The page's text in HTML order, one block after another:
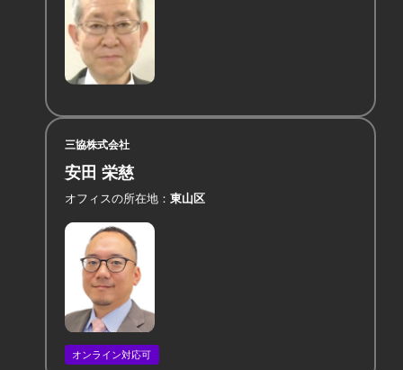
三協株式会社
安田 栄慈
オフィスの所在地 東山区
オンライン対応可